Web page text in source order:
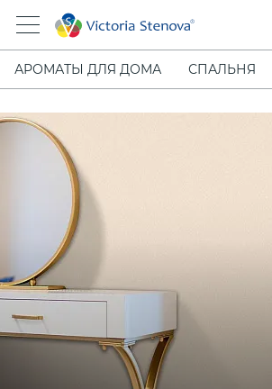
АРОМАТЫ ДЛЯ ДОМА СПАЛЬНЯ